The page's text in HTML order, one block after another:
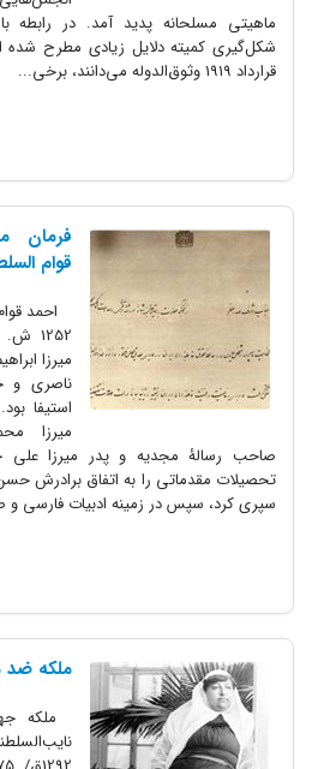
ماهیتی مسلحانه پدید آمد. در رابطه با
شکل‌گیری کمیته دلایل زیادی مطرح شده
قرارداد 1919 وثوق‌الدوله می‌دانند، برخی...
فرمان
قوام
احمد قوام،
1252 ش.
میرزا
ناصری و
استیفا
میرزا
صاحب رسالۀ مجدیه و پدر میرزا علی
تحصیلات مقدماتی را به اتفاق برادرش
سپری کرد، سپس در زمینه ادبیات فارسی و
ملکه ضد
ملکه جهان